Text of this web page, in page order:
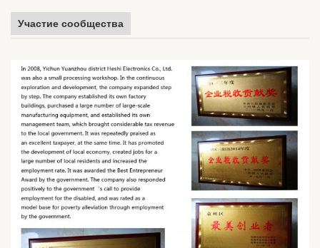
храниться в тайне.
Кто мы такие?
Мы специализируемся на
разработке, производстве и
маркетинге всех видов
одноразовых наушников.
Что мы можем
сделать для вас?
Хорошее качество наушников с
конкурентоспособной ценой.
Удовлетворительные услуги.
OEM и ODM приветствуются.
Участие сообщества